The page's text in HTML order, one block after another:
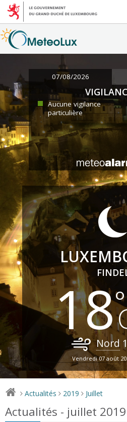
07/08/2026
Aucune vigilance
particulière
18
Nord
Vendredi 07 août
> Actualités > 2019 > Juillet
Actualités - juillet 2019